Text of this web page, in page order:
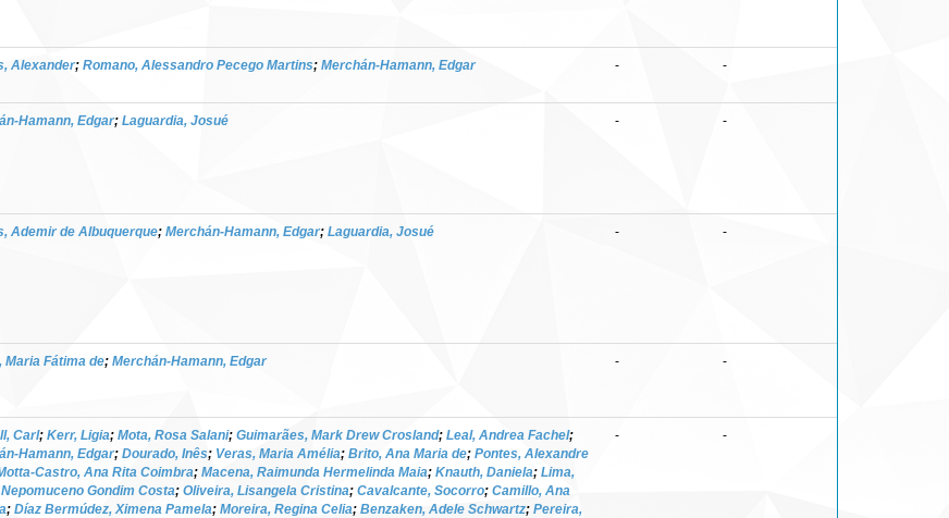
Alexander; Romano, Alessandro Pecego Martins; Merchán-Hamann, Edgar - -
Hamann, Edgar; Laguardia, Josué - -
Ademir de Albuquerque; Merchán-Hamann, Edgar; Laguardia, Josué - -
Maria Fátima de; Merchán-Hamann, Edgar - -
Carl; Kerr, Ligia; Mota, Rosa Salani; Guimarães, Mark Drew Crosland; Leal, Andrea Fachel;
Hamann, Edgar; Dourado, Inês; Veras, Maria Amélia; Brito, Ana Maria de; Pontes, Alexandre
Castro, Ana Rita Coimbra; Macena, Raimunda Hermelinda Maia; Knauth, Daniela; Lima,
Gondim Costa; Oliveira, Lisangela Cristina; Cavalcante, Socorro; Camillo, Ana
; Díaz Bermúdez, Ximena Pamela; Moreira, Regina Celia; Benzaken, Adele Schwartz; Pereira,
- -